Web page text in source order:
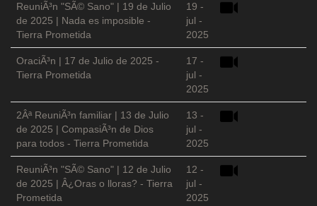
ReuniÃ³n "SÃ© Sano" | 19 de Julio
de 2025 | Nada es imposible -
Tierra Prometida
19 -
jul -
2025
OraciÃ³n | 17 de Julio de 2025 -
Tierra Prometida
17 -
jul -
2025
2Âª ReuniÃ³n familiar | 13 de Julio
de 2025 | CompasiÃ³n de Dios
para todos - Tierra Prometida
13 -
jul -
2025
ReuniÃ³n "SÃ© Sano" | 12 de Julio
de 2025 | Â¿Oras o lloras? - Tierra
Prometida
12 -
jul -
2025